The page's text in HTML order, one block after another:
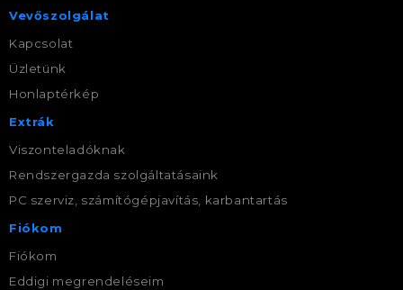
Vevőszolgálat
Kapcsolat
Üzletünk
Honlaptérkép
Extrák
Viszonteladóknak
Rendszergazda szolgáltatásaink
PC szerviz, számítógépjavítás, karbantartás
Fiókom
Fiókom
Eddigi megrendeléseim